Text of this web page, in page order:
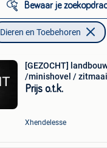
Bewaar je
Dieren en Toebehoren
[GEZOCHT]
/minishovel /
Prijs o.t.k.
Xhendelesse